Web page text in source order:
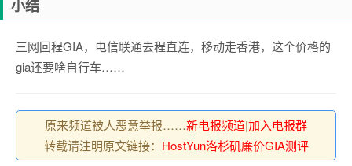
小结
三网回程GIA，电信联通去程直连，移动走香港，这个价格的
gia还要啥自行车……
原来频道被人恶意举报……新电报频道|加入电报群
转载请注明原文链接： HostYun洛杉矶廉价GIA测评